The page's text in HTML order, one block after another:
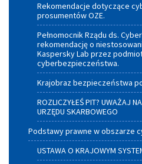
Rekomendacje dotyczące
prosumentów OZE.
Pełnomocnik Rządu ds.
rekomendację o
Kaspersky Lab przez
cyberbezpieczeństwa.
Krajobraz bezpieczeństwa
ROZLICZYŁEŚ PIT? UWAŻAJ
URZĘDU SKARBOWEGO
Podstawy prawne w obszarze
USTAWA O KRAJOWYM